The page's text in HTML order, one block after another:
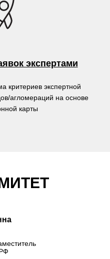
экспертами
критериев экспертной
агломераций на основе
карты